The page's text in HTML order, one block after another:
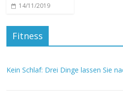
14/11/2019
Fitness
Kein Schlaf: Drei Dinge lassen Sie